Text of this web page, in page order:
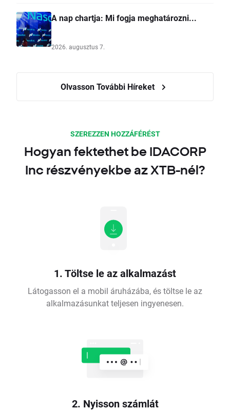
A nap chartja: Mi fogja meghatározni...
2026. augusztus 7.
Olvasson További Híreket
SZEREZZEN HOZZÁFÉRÉST
Hogyan fektethet be IDACORP
Inc részvényekbe az XTB-nél?
1. Töltse le az alkalmazást
Látogasson el a mobil áruházába, és töltse le az
alkalmazásunkat teljesen ingyenesen.
2. Nyisson számlát